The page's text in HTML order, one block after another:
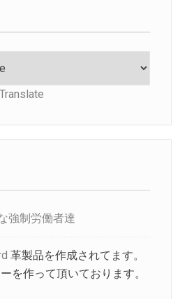
Translate
強制労働者達
革製品を作成されてます。
を作って頂いております。